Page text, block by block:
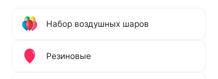
Набор воздушных шаров
Резиновые